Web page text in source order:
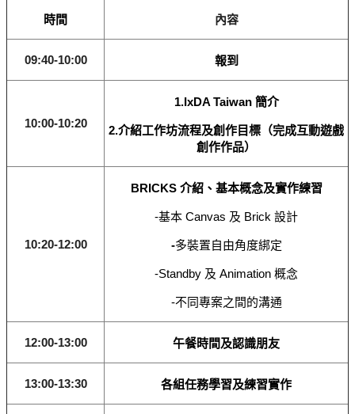
時間 內容
09:40-10:00 報到
10:00-10:20
1.IxDA Taiwan 簡介
2.介紹工作坊流程及創作目標（完成互動遊戲
創作作品）
10:20-12:00
BRICKS 介紹、基本概念及實作練習
-基本 Canvas 及 Brick 設計
-多裝置自由角度綁定
-Standby 及 Animation 概念
-不同專案之間的溝通
12:00-13:00 午餐時間及認識朋友
13:00-13:30 各組任務學習及練習實作